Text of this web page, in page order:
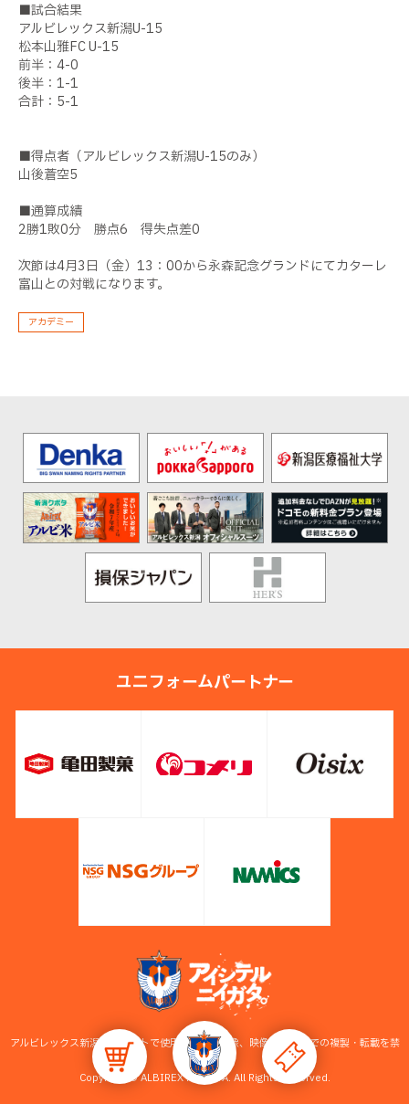
■試合結果
アルビレックス新潟U-15
松本山雅FC U-15
前半：4-0
後半：1-1
合計：5-1
■得点者（アルビレックス新潟U-15のみ）
山後蒼空5
■通算成績
2勝1敗0分 勝点6 得失点差0
次節は4月3日（金）13：00から永森記念グランドにてカターレ
富山との対戦になります。
アカデミー
ユニフォームパートナー
アルビレックス新潟公式サイトで使用している画像、映像等の無断での複製・転載を禁
止します。
Copyright © ALBIREX NIIGATA. All Rights Reserved.